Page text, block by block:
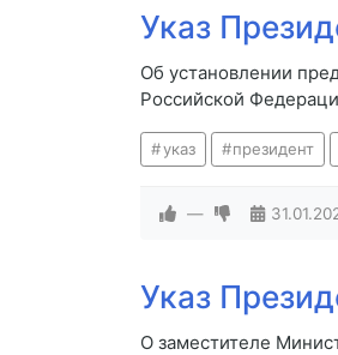
Указ
Об установлении
Российской
указ президент
—
Указ
О заместителе